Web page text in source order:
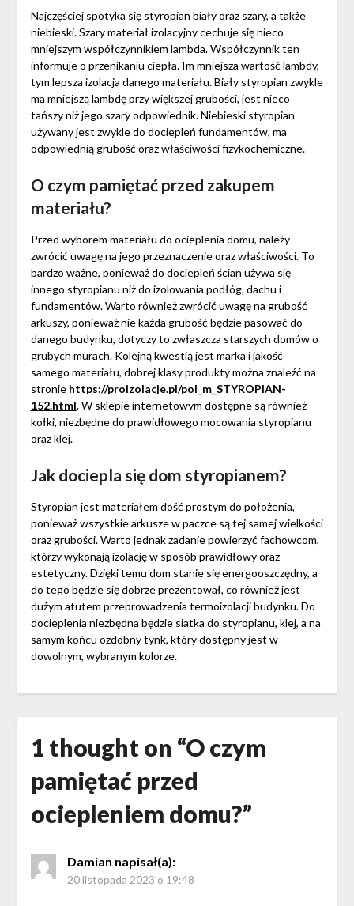
Najczęściej spotyka się styropian biały oraz szary, a także
niebieski. Szary materiał izolacyjny cechuje się nieco
mniejszym współczynnikiem lambda. Współczynnik ten
informuje o przenikaniu ciepła. Im mniejsza wartość lambdy,
tym lepsza izolacja danego materiału. Biały styropian zwykle
ma mniejszą lambdę przy większej grubości, jest nieco
tańszy niż jego szary odpowiednik. Niebieski styropian
używany jest zwykle do dociepleń fundamentów, ma
odpowiednią grubość oraz właściwości fizykochemiczne.
O czym pamiętać przed zakupem
materiału?
Przed wyborem materiału do ocieplenia domu, należy
zwrócić uwagę na jego przeznaczenie oraz właściwości. To
bardzo ważne, ponieważ do dociepleń ścian używa się
innego styropianu niż do izolowania podłóg, dachu i
fundamentów. Warto również zwrócić uwagę na grubość
arkuszy, ponieważ nie każda grubość będzie pasować do
danego budynku, dotyczy to zwłaszcza starszych domów o
grubych murach. Kolejną kwestią jest marka i jakość
samego materiału, dobrej klasy produkty można znaleźć na
stronie https://proizolacje.pl/pol_m_STYROPIAN-
152.html. W sklepie internetowym dostępne są również
kołki, niezbędne do prawidłowego mocowania styropianu
oraz klej.
Jak dociepla się dom styropianem?
Styropian jest materiałem dość prostym do położenia,
ponieważ wszystkie arkusze w paczce są tej samej wielkości
oraz grubości. Warto jednak zadanie powierzyć fachowcom,
którzy wykonają izolację w sposób prawidłowy oraz
estetyczny. Dzięki temu dom stanie się energooszczędny, a
do tego będzie się dobrze prezentował, co również jest
dużym atutem przeprowadzenia termoizolacji budynku. Do
docieplenia niezbędna będzie siatka do styropianu, klej, a na
samym końcu ozdobny tynk, który dostępny jest w
dowolnym, wybranym kolorze.
1 thought on “O czym
pamiętać przed
ociepleniem domu?”
Damian napisał(a):
20 listopada 2023 o 19:48